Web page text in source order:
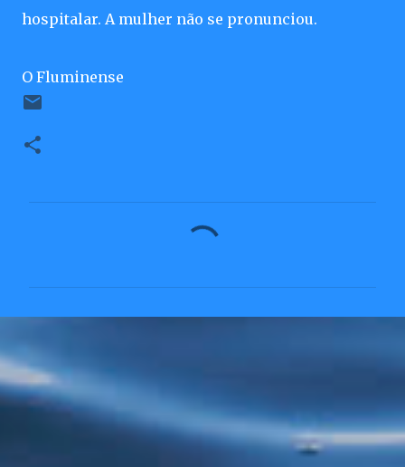
hospitalar. A mulher não se pronunciou.
O Fluminense
á
r